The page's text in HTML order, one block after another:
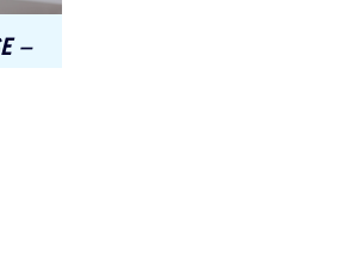
–
avec les réglementations.